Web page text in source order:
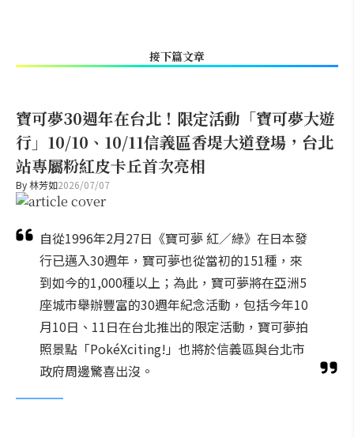
接下篇文章
寶可夢30週年在台北！限定活動「寶可夢大遊
行」10/10、10/11信義區香堤大道登場，台北
站專屬粉紅皮卡丘首次亮相
By林芳如2026/07/07
自從1996年2月27日《寶可夢 紅／綠》在日本發
行已邁入30週年，寶可夢也從當初的151種，來
到如今的1,000種以上；為此，寶可夢將在亞洲5
座城市舉辦豐富的30週年紀念活動，包括今年10
月10日、11日在台北推出的限定活動，寶可夢拍
照景點「PokéXciting!」也將於信義區與台北市
政府周邊驚喜出沒。